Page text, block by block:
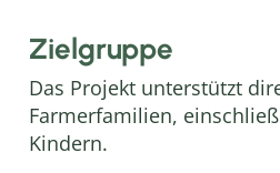
Zielgruppe
Das Projekt unterstützt
Farmerfamilien,
Kindern.